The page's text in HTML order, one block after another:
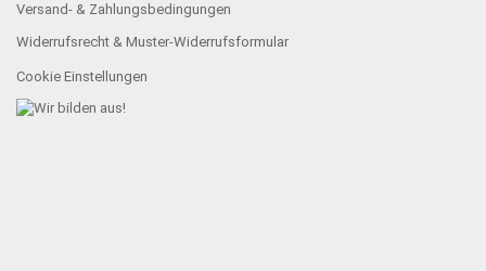
Versand- & Zahlungsbedingungen
Widerrufsrecht & Muster-Widerrufsformular
Cookie Einstellungen